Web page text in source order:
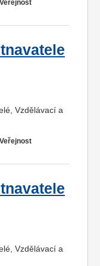
Veřejnost
Vzdělávací a
Veřejnost
Vzdělávací a